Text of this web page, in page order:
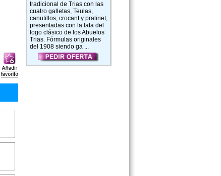
tradicional de Trias con las
cuatro galletas, Teulas,
canutillos, crocant y pralinet,
presentadas con la lata del
logo clásico de los Abuelos
Trias. Fórmulas originales
del 1908 siendo ga ...